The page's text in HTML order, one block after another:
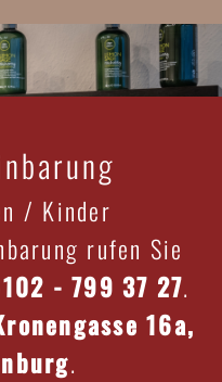
/ Kinder
rufen Sie
- 799 37 27.
16a,
.